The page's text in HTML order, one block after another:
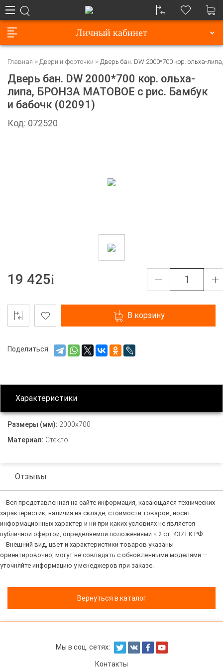
Личный кабинет
Главная Двери и форточки Дверь бан. DW 2000*700 кор. ольха-
Дверь бан. DW 2000*700 кор. ольха-
липа, БРОНЗА МАТОВОЕ с рис. Бамбук
и бабочк (02091)
Код: 072520
19 425
В корзину
Поделиться:
Характеристики
Размеры (мм): 2000х700
Материал: Стекло
Отзывы
Вся представленная на сайте информация, касающаяся технических
характеристик, наличия на складе, стоимости товаров, носит
информационных характер и ни при каких условиях не является
публичной офертой, определяемой положениями ч.2 ст. 437 ГК РФ.
Внешний вид, цвет и характеристики товаров указаны
ориентировочно, могут не совпадать с обновленными моделями —
уточняйте информацию у менеджеров при заказе.
Вернуться в каталог
Мы в соц. сетях:
Контакты